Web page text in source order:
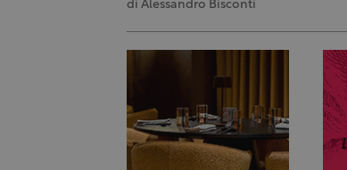
di Alessandro Bisconti